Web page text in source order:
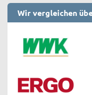
Wir vergleichen